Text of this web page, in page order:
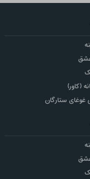
(کاور)
غوغای ستارگان